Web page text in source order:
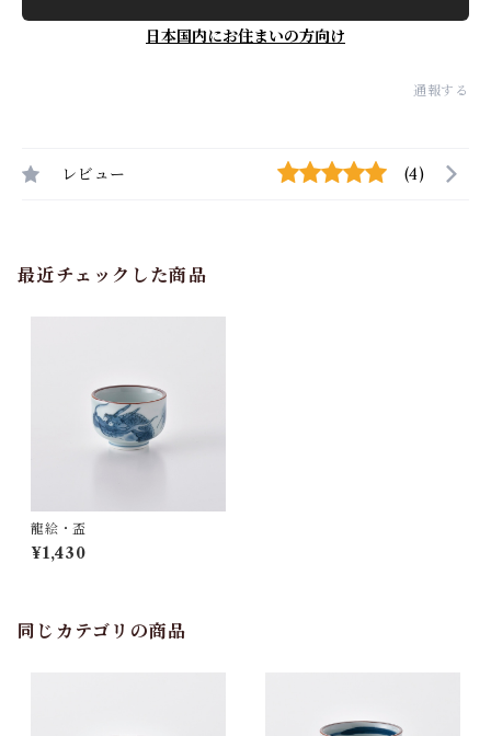
日本国内にお住まいの方向け
通報する
レビュー (4)
最近チェックした商品
龍絵・盃
¥1,430
同じカテゴリの商品